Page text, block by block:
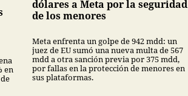
en
dólares a Meta por la seguridad
de los menores
Meta enfrenta un golpe de 942 mdd: un
juez de EU sumó una nueva multa de 567
mdd a otra sanción previa por 375 mdd,
por fallas en la protección de menores en
sus plataformas.